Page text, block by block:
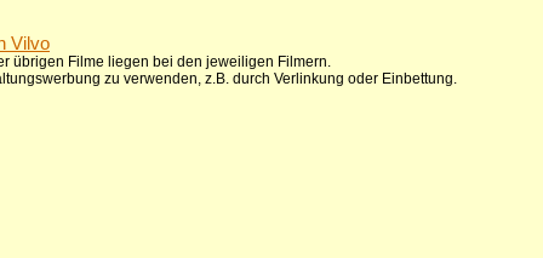
Vilvo
übrigen Filme liegen bei den jeweiligen Filmern.
zu verwenden, z.B. durch Verlinkung oder Einbettung.